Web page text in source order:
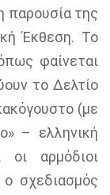
παρουσία της
Έκθεση. Το
φαίνεται
το Δελτίο
(με
– ελληνική
αρμόδιοι
σχεδιασμός